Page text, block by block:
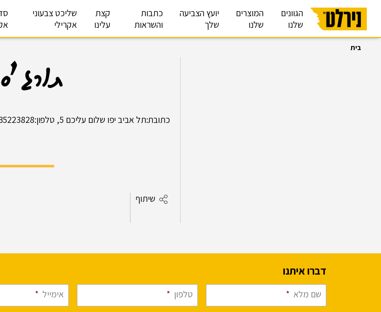
הגוונים
שלנו
המוצרים
שלנו
יועץ הצביעה
שלך
כתבות
והשראות
קצת
עלינו
שליכט צבעוני
אקרילי
בית
כתובת:תל אביב יפו שלום עליכם 5, טלפון:0535223828
שיתוף
דברו איתנו
שם מלא * טלפון * אימייל *